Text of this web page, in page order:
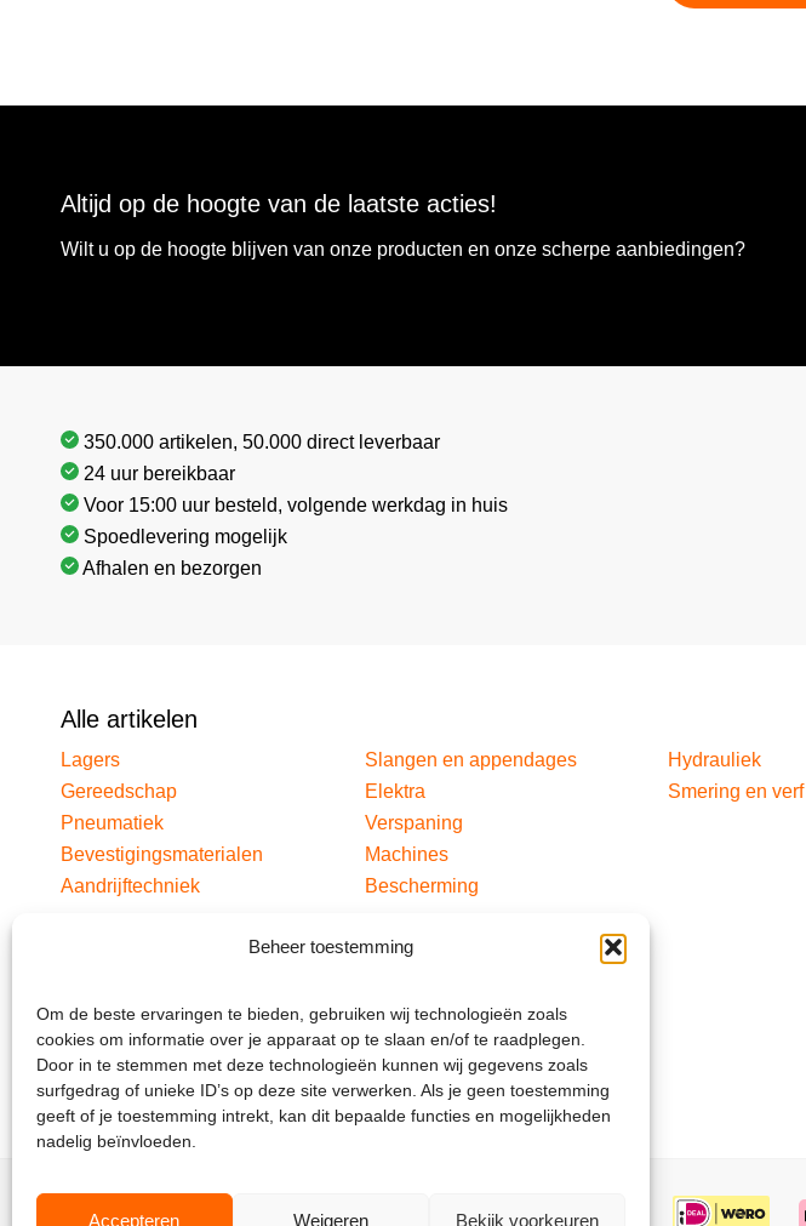
Beheer toestemming
Om de beste ervaringen te bieden, gebruiken wij technologieën zoals
cookies om informatie over je apparaat op te slaan en/of te raadplegen.
Door in te stemmen met deze technologieën kunnen wij gegevens zoals
surfgedrag of unieke ID’s op deze site verwerken. Als je geen toestemming
geeft of je toestemming intrekt, kan dit bepaalde functies en mogelijkheden
nadelig beïnvloeden.
Accepteren Weigeren Bekijk voorkeuren
Altijd op de hoogte van de laatste acties!
Wilt u op de hoogte blijven van onze producten en onze scherpe aanbiedingen?
350.000 artikelen, 50.000 direct leverbaar
24 uur bereikbaar
Voor 15:00 uur besteld, volgende werkdag in huis
Spoedlevering mogelijk
Afhalen en bezorgen
Alle artikelen
Lagers
Gereedschap
Pneumatiek
Bevestigingsmaterialen
Aandrijftechniek
Slangen en appendages
Elektra
Verspaning
Machines
Bescherming
Hydrauliek
Smering en verf